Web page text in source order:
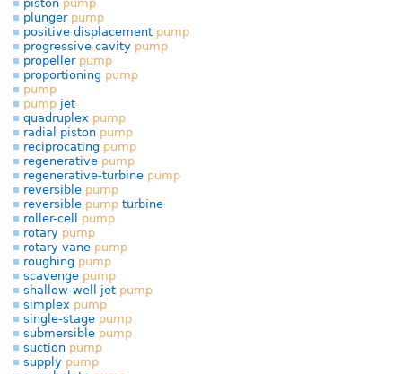
piston pump
plunger pump
positive displacement pump
progressive cavity pump
propeller pump
proportioning pump
pump
pump jet
quadruplex pump
radial piston pump
reciprocating pump
regenerative pump
regenerative-turbine pump
reversible pump
reversible pump turbine
roller-cell pump
rotary pump
rotary vane pump
roughing pump
scavenge pump
shallow-well jet pump
simplex pump
single-stage pump
submersible pump
suction pump
supply pump